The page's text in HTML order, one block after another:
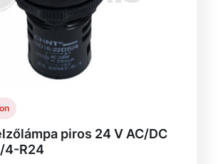
piros 24 V AC/DC
4-R24